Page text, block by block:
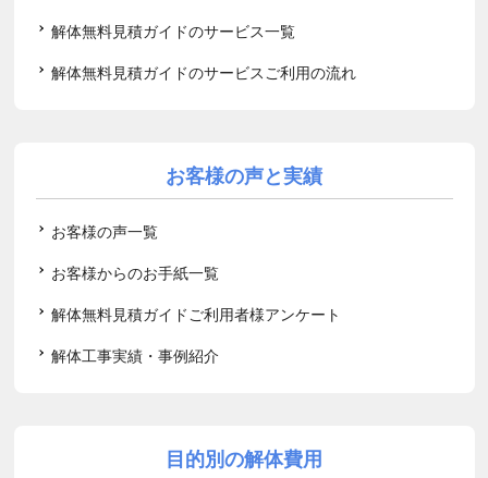
解体無料見積ガイドのサービス一覧
解体無料見積ガイドのサービスご利用の流れ
お客様の声と実績
お客様の声一覧
お客様からのお手紙一覧
解体無料見積ガイドご利用者様アンケート
解体工事実績・事例紹介
目的別の解体費用